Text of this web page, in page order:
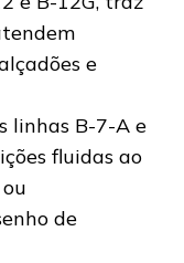
e
linhas B-7-A e
fluidas ao
de